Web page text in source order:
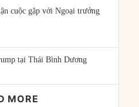
cuộc gặp với Ngoại trưởng
tại Thái Bình Dương
MORE